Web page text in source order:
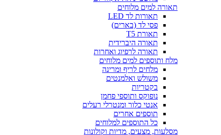
תאורה למים מלוחים
תאורות לד LED
פסי לד (בארים)
תאורת T5
תאורה היברידית
תאורה לרפיוג ואחרות
מלח ותוספים למים מלוחים
מלחים לריף ומרינה
משולש ואלמנטים
בקטריות
נופוקס ותוספי פחמן
אנטי כלור ומנטרלי רעלים
תוספים אחרים
כל התוספים למלוחים
מסלעות, מצעים, מדיות וקולונות